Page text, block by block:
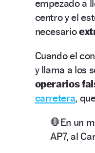
empezado a
centro y el
necesario
Cuando el
y llama a los
operarios
carretera,
🛑En un
AP7, al